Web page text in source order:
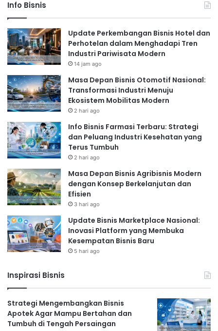
Info Bisnis
Update Perkembangan Bisnis Hotel dan
Perhotelan dalam Menghadapi Tren
Industri Pariwisata Modern
14 jam ago
Masa Depan Bisnis Otomotif Nasional:
Transformasi Industri Menuju
Ekosistem Mobilitas Modern
2 hari ago
Info Bisnis Farmasi Terbaru: Strategi
dan Peluang Industri Kesehatan yang
Terus Tumbuh
2 hari ago
Masa Depan Bisnis Agribisnis Modern
dengan Konsep Berkelanjutan dan
Efisien
3 hari ago
Update Bisnis Marketplace Nasional:
Inovasi Platform yang Membuka
Kesempatan Bisnis Baru
5 hari ago
Inspirasi Bisnis
Strategi Mengembangkan Bisnis
Apotek Agar Mampu Bertahan dan
Tumbuh di Tengah Persaingan